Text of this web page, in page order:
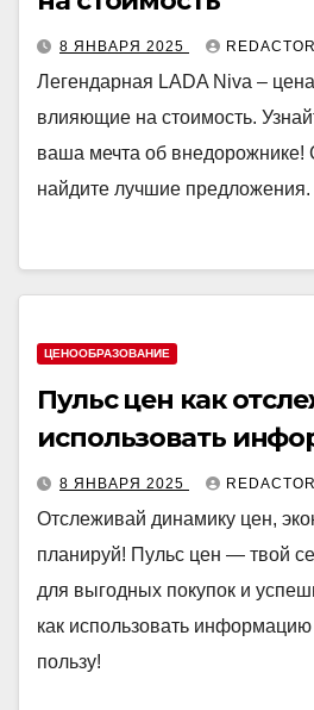
8 ЯНВАРЯ 2025 REDACTOR
Легендарная LADA Niva –
влияющие на стоимость.
ваша мечта об внедорожнике!
найдите лучшие предложения.
ЦЕНООБРАЗОВАНИЕ
Пульс цен как
использовать
8 ЯНВАРЯ 2025 REDACTOR
Отслеживай динамику цен,
планируй! Пульс цен — твой
для выгодных покупок и
как использовать
пользу!